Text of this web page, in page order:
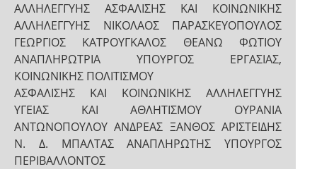
ΑΛΛΗΛΕΓΓΥΗΣ ΑΣΦΑΛΙΣΗΣ ΚΑΙ ΚΟΙΝΩΝΙΚΗΣ
ΑΛΛΗΛΕΓΓΥΗΣ ΝΙΚΟΛΑΟΣ ΠΑΡΑΣΚΕΥΟΠΟΥΛΟΣ
ΓΕΩΡΓΙΟΣ ΚΑΤΡΟΥΓΚΑΛΟΣ ΘΕΑΝΩ ΦΩΤΙΟΥ
ΑΝΑΠΛΗΡΩΤΡΙΑ ΥΠΟΥΡΓΟΣ ΕΡΓΑΣΙΑΣ,
ΚΟΙΝΩΝΙΚΗΣ ΠΟΛΙΤΙΣΜΟΥ
ΑΣΦΑΛΙΣΗΣ ΚΑΙ ΚΟΙΝΩΝΙΚΗΣ ΑΛΛΗΛΕΓΓΥΗΣ
ΥΓΕΙΑΣ ΚΑΙ ΑΘΛΗΤΙΣΜΟΥ ΟΥΡΑΝΙΑ
ΑΝΤΩΝΟΠΟΥΛΟΥ ΑΝΔΡΕΑΣ ΞΑΝΘΟΣ ΑΡΙΣΤΕΙΔΗΣ
Ν. Δ. ΜΠΑΛΤΑΣ ΑΝΑΠΛΗΡΩΤΗΣ ΥΠΟΥΡΓΟΣ
ΠΕΡΙΒΑΛΛΟΝΤΟΣ